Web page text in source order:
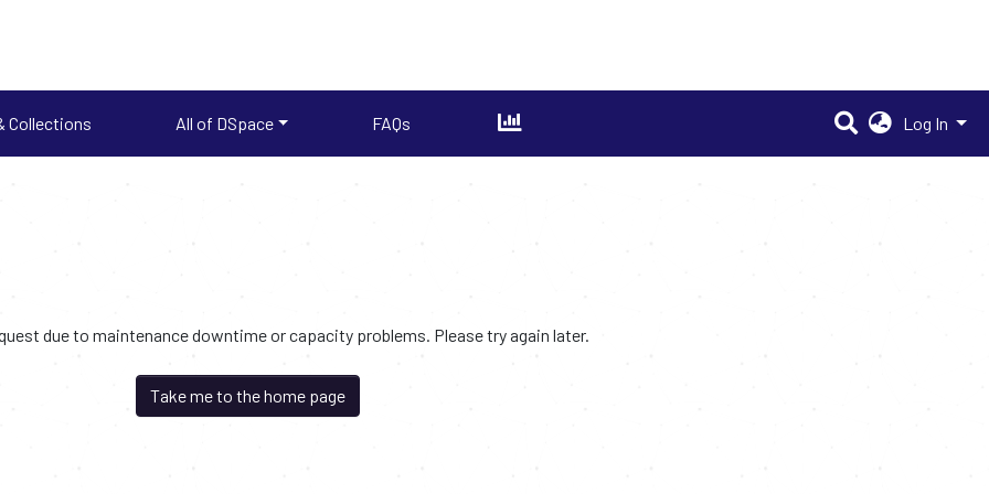
Collections All of DSpace FAQs Log In
due to maintenance downtime or capacity problems. Please try again later.
Take me to the home page